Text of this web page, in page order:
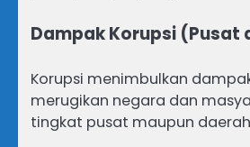
Dampak Korupsi (Pusat
Korupsi menimbulkan
merugikan negara dan
tingkat pusat maupun